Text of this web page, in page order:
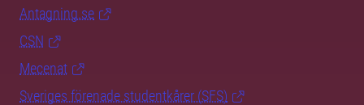
Antagning.se
CSN
Mecenat
Sveriges förenade studentkårer (SFS)